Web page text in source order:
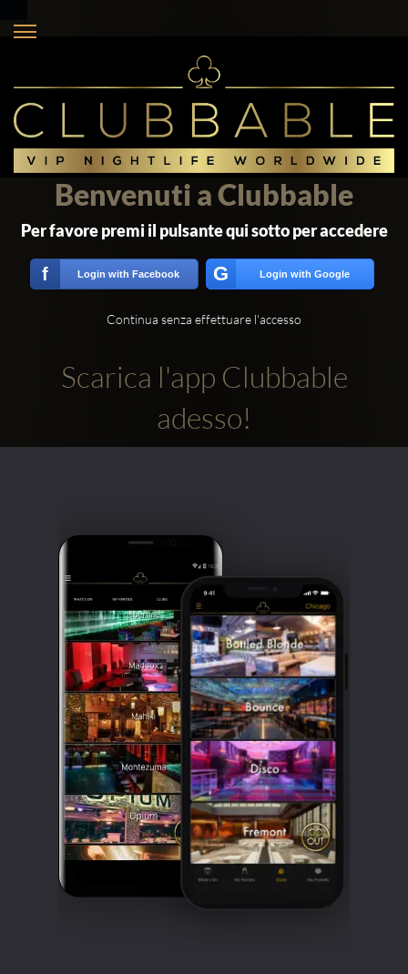
Social
network:
Benvenuti a Clubbable
Per favore premi il pulsante qui sotto per accedere
f Login with Facebook G Login with Google
Continua senza effettuare l'accesso
Scarica l'app Clubbable
adesso!